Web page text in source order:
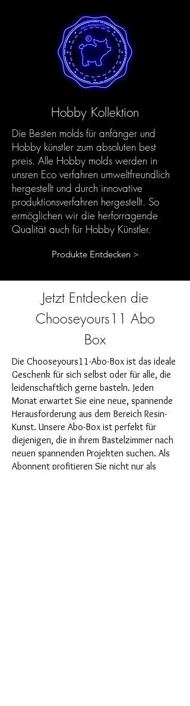
Hobby Kollektion
Die Besten molds für anfänger und
Hobby künstler zum absoluten best
preis. Alle Hobby molds werden in
unsren Eco verfahren umweltfreundlich
hergestellt und durch innovative
produktionsverfahren hergestellt. So
ermöglichen wir die herforragende
Qualität auch für Hobby Künstler.
Produkte Entdecken >
Jetzt Entdecken die
Chooseyours11 Abo
Box
Die Chooseyours11-Abo-Box ist das ideale
Geschenk für sich selbst oder für alle, die
leidenschaftlich gerne basteln. Jeden
Monat erwartet Sie eine neue, spannende
Herausforderung aus dem Bereich Resin-
Kunst. Unsere Abo-Box ist perfekt für
diejenigen, die in ihrem Bastelzimmer nach
neuen spannenden Projekten suchen. Als
Abonnent profitieren Sie nicht nur als